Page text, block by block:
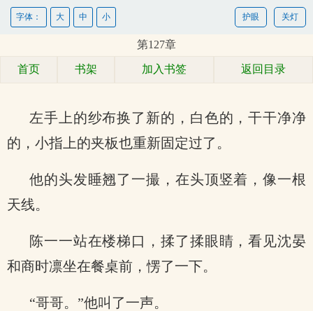
关灯
护眼
字体： 大 中 小
第127章
首页 书架 加入书签 返回目录
左手上的纱布换了新的，白色的，干干净净
的，小指上的夹板也重新固定过了。
他的头发睡翘了一撮，在头顶竖着，像一根
天线。
陈一一站在楼梯口，揉了揉眼睛，看见沈晏
和商时凛坐在餐桌前，愣了一下。
“哥哥。”他叫了一声。